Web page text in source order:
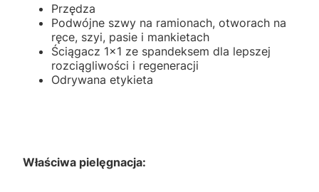
Przędza
Podwójne szwy na ramionach, otworach na
ręce, szyi, pasie i mankietach
Ściągacz 1x1 ze spandeksem dla lepszej
rozciągliwości i regeneracji
Odrywana etykieta
Właściwa pielęgnacja: